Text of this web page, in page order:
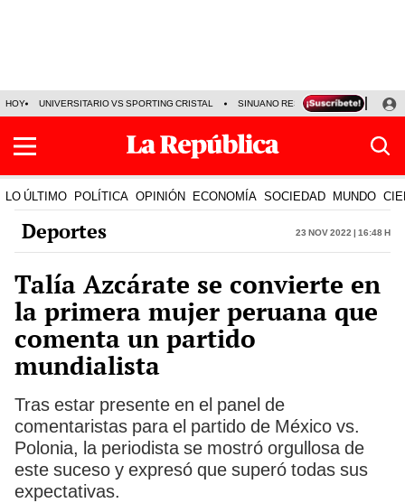
HOY UNIVERSITARIO VS SPORTING CRISTAL SINUANO RESULTADOS HOY
LO ÚLTIMO POLÍTICA OPINIÓN ECONOMÍA SOCIEDAD MUNDO
Deportes 23 Nov 2022 | 16:48 h
Talía Azcárate se convierte en
la primera mujer peruana que
comenta un partido
mundialista
Tras estar presente en el panel de
comentaristas para el partido de México vs.
Polonia, la periodista se mostró orgullosa de
este suceso y expresó que superó todas sus
expectativas.